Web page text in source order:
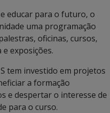
educar para o futuro, o
uma programação
oficinas, cursos,
exposições.
tem investido em projetos
a formação
e despertar o interesse de
para o curso.